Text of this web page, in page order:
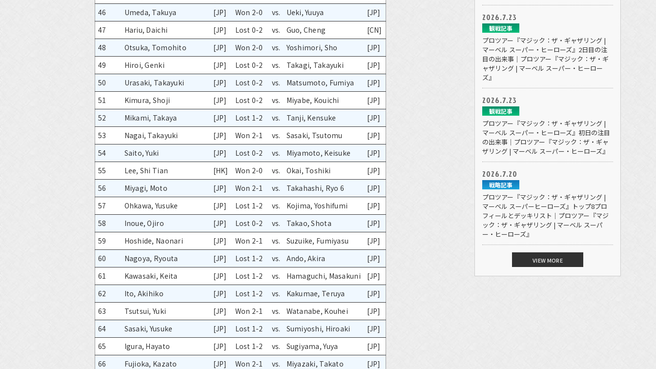
46
Umeda, Takuya [JP] Won 2-0 vs. Ueki, Yuuya
[JP]
47
Hariu, Daichi [JP] Lost 0-2 vs. Guo, Cheng
[CN]
48
Otsuka, Tomohito [JP] Won 2-0 vs. Yoshimori, Sho
[JP]
49
Hiroi, Genki [JP] Lost 0-2 vs. Takagi, Takayuki
[JP]
50
Urasaki, Takayuki [JP] Lost 0-2 vs. Matsumoto, Fumiya
[JP]
51
Kimura, Shoji [JP] Lost 0-2 vs. Miyabe, Kouichi
[JP]
52
Mikami, Takaya [JP] Lost 1-2 vs. Tanji, Kensuke
[JP]
53
Nagai, Takayuki [JP] Won 2-1 vs. Sasaki, Tsutomu
[JP]
54
Saito, Yuki [JP] Lost 0-2 vs. Miyamoto, Keisuke
[JP]
55
Lee, Shi Tian [HK] Won 2-0 vs. Okai, Toshiki
[JP]
56
Miyagi, Moto [JP] Won 2-1 vs. Takahashi, Ryo 6
[JP]
57
Ohkawa, Yusuke [JP] Lost 1-2 vs. Kojima, Yoshifumi
[JP]
58
Inoue, Ojiro [JP] Lost 0-2 vs. Takao, Shota
[JP]
59
Hoshide, Naonari [JP] Won 2-1 vs. Suzuike, Fumiyasu
[JP]
60
Nagoya, Ryouta [JP] Lost 1-2 vs. Ando, Akira
[JP]
61
Kawasaki, Keita [JP] Lost 1-2 vs. Hamaguchi, Masakuni
[JP]
62
Ito, Akihiko [JP] Lost 1-2 vs. Kakumae, Teruya
[JP]
63
Tsutsui, Yuki [JP] Won 2-1 vs. Watanabe, Kouhei
[JP]
64
Sasaki, Yusuke [JP] Lost 1-2 vs. Sumiyoshi, Hiroaki
[JP]
65
Igura, Hayato [JP] Lost 1-2 vs. Sugiyama, Yuya
[JP]
66
Fujioka, Kazato [JP] Won 2-1 vs. Miyazaki, Takato
[JP]
2026.7.23
観戦記事
プロツアー『マジック：ザ・ギャザリング |
マーベル スーパー・ヒーローズ』2日目の注
目の出来事｜プロツアー『マジック：ザ・ギ
ャザリング | マーベル スーパー・ヒーロー
ズ』
2026.7.23
観戦記事
プロツアー『マジック：ザ・ギャザリング |
マーベル スーパー・ヒーローズ』初日の注目
の出来事｜プロツアー『マジック：ザ・ギャ
ザリング | マーベル スーパー・ヒーローズ』
2026.7.20
戦略記事
プロツアー『マジック：ザ・ギャザリング |
マーベル スーパーヒーローズ』トップ8プロ
フィールとデッキリスト｜プロツアー『マジ
ック：ザ・ギャザリング | マーベル スーパ
ー・ヒーローズ』
VIEW MORE